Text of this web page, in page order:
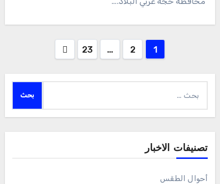
1
2
…
23
عن:
تصنيفات الاخبار
أحوال الطقس